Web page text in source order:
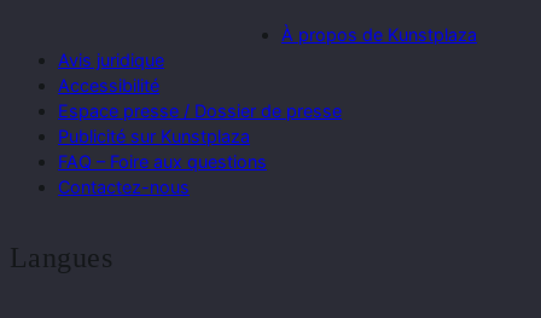
À propos de Kunstplaza
Avis juridique
Accessibilité
Espace presse / Dossier de presse
Publicité sur Kunstplaza
FAQ – Foire aux questions
Contactez-nous
Langues